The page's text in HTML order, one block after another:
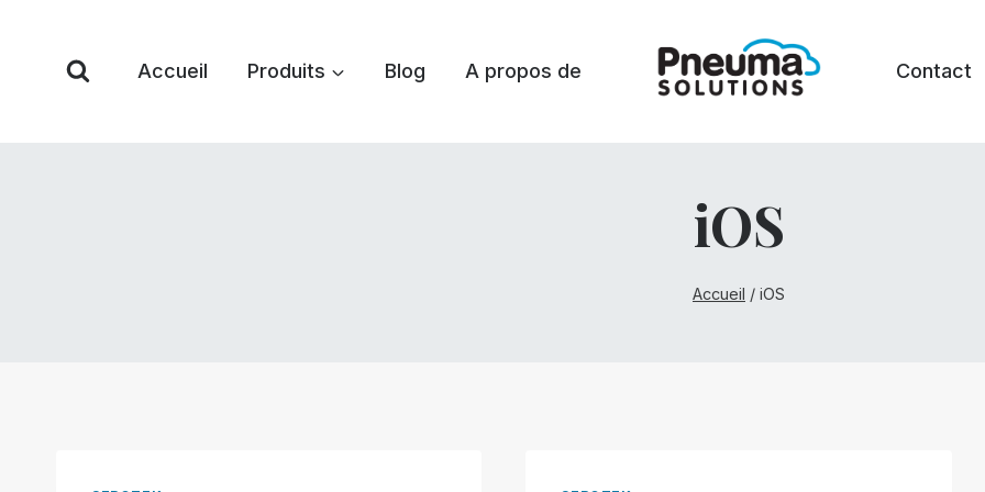
content
Accueil Produits Blog A propos de Contact
iOS
Accueil / iOS